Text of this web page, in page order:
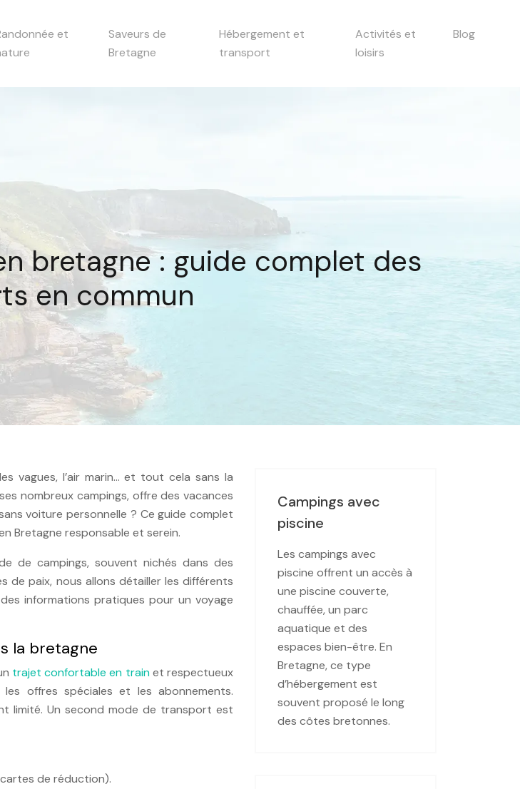
et
Saveurs de
Bretagne
Hébergement et
transport
Activités et
loisirs
Blog
bretagne : guide complet des
en commun
vagues, l’air marin… et tout cela sans la
nombreux campings, offre des vacances
voiture personnelle ? Ce guide complet
Bretagne responsable et serein.
de campings, souvent nichés dans des
de paix, nous allons détailler les différents
informations pratiques pour un voyage
la bretagne
trajet confortable en trainet respectueux
offres spéciales et les abonnements.
limité. Un second mode de transport est
de réduction).
Campings avec
piscine
Les campings avec
piscine offrent un accès à
une piscine couverte,
chauffée, un parc
aquatique et des
espaces bien-être. En
Bretagne, ce type
d’hébergement est
souvent proposé le long
des côtes bretonnes.